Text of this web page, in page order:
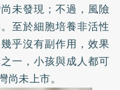
未發現；不過，風險
至於細胞培養非活性
乎沒有副作用，效果
一，小孩與成人都可
未上市。